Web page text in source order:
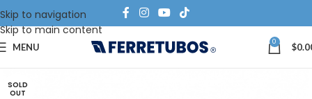
Skip to navigation
Skip to main content
MENU 0 $
SOLD
OUT